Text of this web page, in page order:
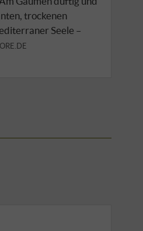
trockenen
Seele –